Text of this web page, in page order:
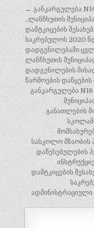
პოსტის
ნავიგაცია
← განკარგულება
„ლანჩხუთის
დამტკიცების
საკრებულოს 2020
დადგენილებაში
ლანჩხუთის
დადგენილების
წარმოების დაწყების
განკარგულება
განათლების
სასკოლო მზაობის
დაწესებულების
დამტკიცების
ადმინისტრაციული